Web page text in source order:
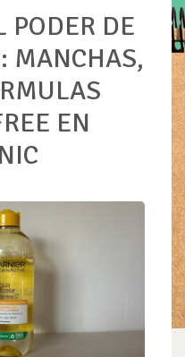
PODER DE
MANCHAS,
EN